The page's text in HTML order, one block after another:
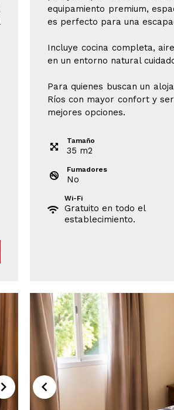
equipamiento premium,
es perfecto para una
Incluye cocina completa,
en un entorno natural
Para quienes buscan un
Ríos con mayor confort y
mejores opciones.
Tamaño
35 m2
Fumadores
No
Wi-Fi
Gratuito en todo el
establecimiento.